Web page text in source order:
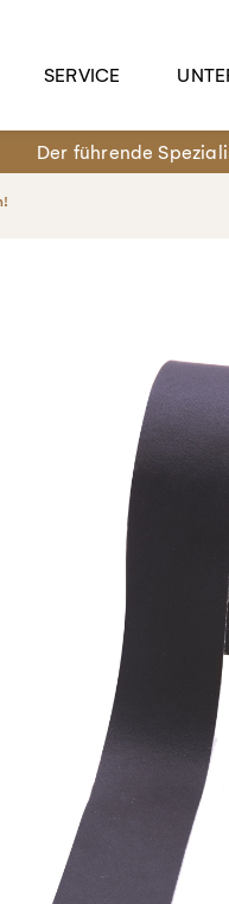
SERVICE
Der führende